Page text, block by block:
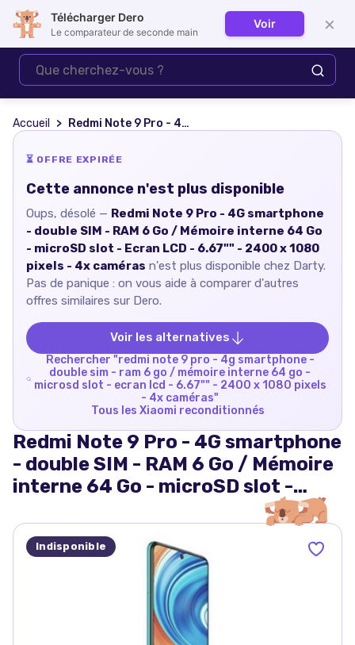
Se connecter
Accueil Redmi Note 9 Pro - 4G smartphone - double SIM - RAM 6 Go / Mémoire interne 64 Go - microSD slot - Ecran LCD - 6.67"" - 2400 x 1080 pixels - 4x caméras
⏳ OFFRE EXPIRÉE
Cette annonce n'est plus disponible
Oups, désolé — Redmi Note 9 Pro - 4G smartphone
- double SIM - RAM 6 Go / Mémoire interne 64 Go
- microSD slot - Ecran LCD - 6.67"" - 2400 x 1080
pixels - 4x caméras n'est plus disponible chez Darty.
Pas de panique : on vous aide à comparer d'autres
offres similaires sur Dero.
Voir les alternatives
Rechercher "redmi note 9 pro - 4g smartphone -
double sim - ram 6 go / mémoire interne 64 go -
microsd slot - ecran lcd - 6.67"" - 2400 x 1080 pixels
- 4x caméras"
Tous les Xiaomi reconditionnés
Redmi Note 9 Pro - 4G smartphone
- double SIM - RAM 6 Go / Mémoire
interne 64 Go - microSD slot -
Ecran LCD - 6.67" - 2400 x 1080
pixels - 4x caméras
Indisponible
Télécharger Dero
Le comparateur de seconde main
Voir ×